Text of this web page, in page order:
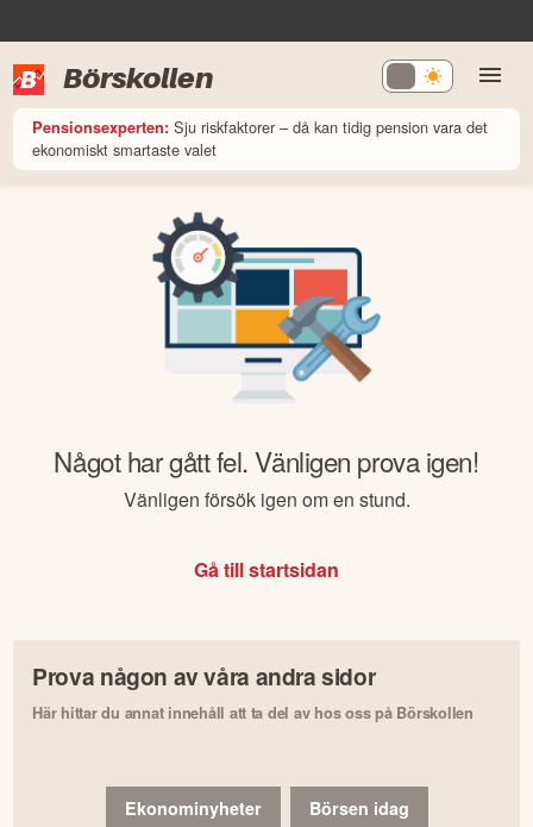
Börskollen
Pensionsexperten: Sju riskfaktorer – då kan tidig pension vara det
ekonomiskt smartaste valet
Något har gått fel. Vänligen prova igen!
Vänligen försök igen om en stund.
Gå till startsidan
Prova någon av våra andra sidor
Här hittar du annat innehåll att ta del av hos oss på Börskollen
Ekonominyheter Börsen idag